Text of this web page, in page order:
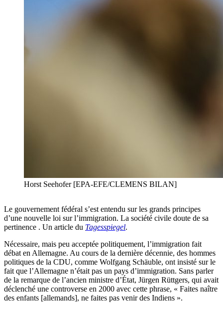
Horst Seehofer [EPA-EFE/CLEMENS BILAN]
Le gouvernement fédéral s’est entendu sur les grands principes
d’une nouvelle loi sur l’immigration. La société civile doute de sa
pertinence . Un article du Tagesspiegel.
Nécessaire, mais peu acceptée politiquement, l’immigration fait
débat en Allemagne. Au cours de la dernière décennie, des hommes
politiques de la CDU, comme Wolfgang Schäuble, ont insisté sur le
fait que l’Allemagne n’était pas un pays d’immigration. Sans parler
de la remarque de l’ancien ministre d’État, Jürgen Rüttgers, qui avait
déclenché une controverse en 2000 avec cette phrase, « Faites naître
des enfants [allemands], ne faites pas venir des Indiens ».